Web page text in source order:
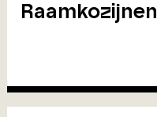
Raamkozijnen